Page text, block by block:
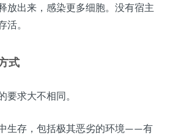
放出来，感染更多细胞。没有宿主
。
式
要求大不相同。
生存，包括极其恶劣的环境——有